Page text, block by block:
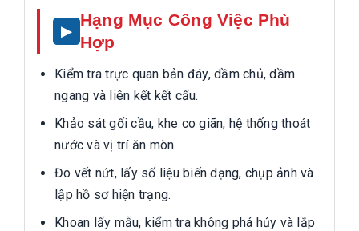
Hạng Mục Công Việc Phù
Hợp
Kiểm tra trực quan bản đáy, dầm chủ, dầm
ngang và liên kết kết cấu.
Khảo sát gối cầu, khe co giãn, hệ thống thoát
nước và vị trí ăn mòn.
Đo vết nứt, lấy số liệu biến dạng, chụp ảnh và
lập hồ sơ hiện trạng.
Khoan lấy mẫu, kiểm tra không phá hủy và lắp